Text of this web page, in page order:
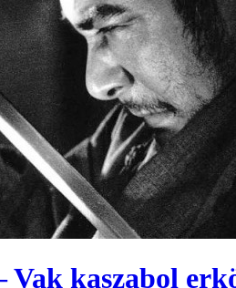
Vak kaszabol